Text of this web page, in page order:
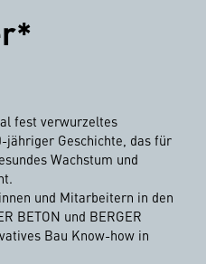
fest verwurzeltes
Geschichte, das für
Wachstum und
und Mitarbeitern in den
BETON und BERGER
Bau Know-how in